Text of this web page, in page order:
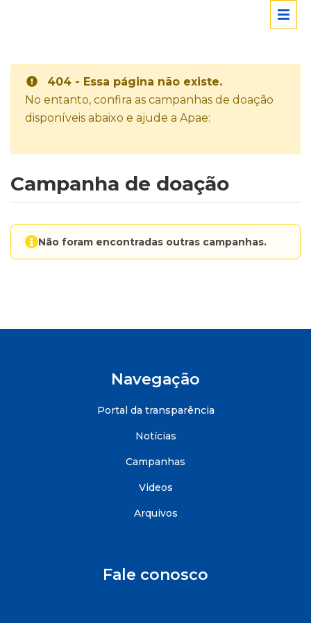
404 - Essa página não existe.
No entanto, confira as campanhas de doação
disponíveis abaixo e ajude a Apae:
Campanha de doação
Não foram encontradas outras campanhas.
Navegação
Portal da transparência
Notícias
Campanhas
Videos
Arquivos
Fale conosco